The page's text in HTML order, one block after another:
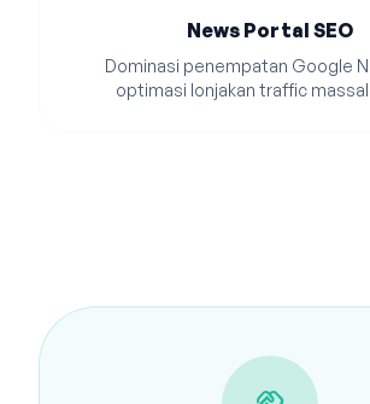
News Portal SEO
Dominasi penempatan Google
optimasi lonjakan traffic massal